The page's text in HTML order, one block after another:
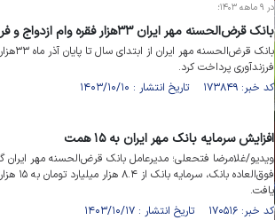
در ۹ ماهه ۱۴۰۳؛
بانک قرض‌الحسنه مهر ایران ۳۳هزار فقره وام ازدواج و فرزندآوری پرداخت کرد
بانک
فرزندآوری پرداخت کرد.
کد خبر: ۱۷۳۸۴۹ تاریخ انتشار : ۱۴۰۳/۱۰/۱۰
افزایش سرمایه بانک مهر ایران به ۱۵ همت
ویدیو/غلامرضا فتحعلی؛ مدیرعامل بانک قرض‌الحسنه مهر
یافت.
کد خبر: ۱۷۰۵۱۶ تاریخ انتشار : ۱۴۰۳/۱۰/۱۷